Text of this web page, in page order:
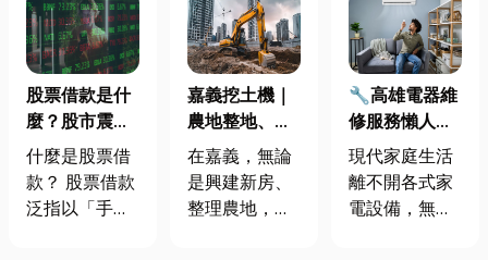
股票借款是什
麼？股市震盪|
股票借款、股
票質借、當鋪
借款完整比較
什麼是股票借
款？ 股票借款
泛指以「手中
嘉義挖土機｜
農地整地、基
地開挖、土方
清運
在嘉義，無論
是興建新房、
整理農地，還
🔧高雄電器維
修服務懶人包
｜冷氣、冰
箱、洗衣機專
業維修
現代家庭生活
離不開各式家
電設備，無論